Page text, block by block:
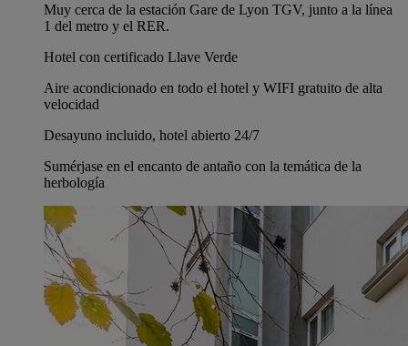
Muy cerca de la estación Gare de Lyon TGV, junto a la línea
1 del metro y el RER.
Hotel con certificado Llave Verde
Aire acondicionado en todo el hotel y WIFI gratuito de alta
velocidad
Desayuno incluido, hotel abierto 24/7
Sumérjase en el encanto de antaño con la temática de la
herbología